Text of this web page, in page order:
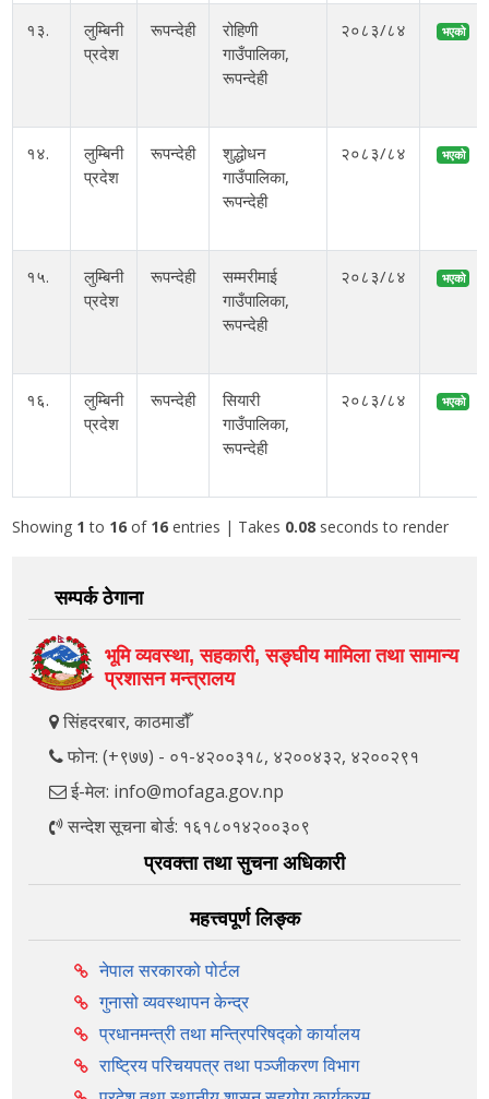
१३.
लुम्बिनी
प्रदेश
रूपन्देही
रोहिणी
गाउँपालिका,
रूपन्देही
२०८३/८४ भएको
१४.
लुम्बिनी
प्रदेश
रूपन्देही
शुद्धोधन
गाउँपालिका,
रूपन्देही
२०८३/८४ भएको
१५.
लुम्बिनी
प्रदेश
रूपन्देही
सम्मरीमाई
गाउँपालिका,
रूपन्देही
२०८३/८४ भएको
१६.
लुम्बिनी
प्रदेश
रूपन्देही
सियारी
गाउँपालिका,
रूपन्देही
२०८३/८४ भएको
Showing 1 to 16of 16 entries | Takes 0.08 seconds to render
सम्पर्क ठेगाना
भूमि व्यवस्था, सहकारी, सङ्‍घीय मामिला तथा सामान्य
प्रशासन मन्त्रालय
सिंहदरबार, काठमाडौँ
फोन: (+९७७) - ०१-४२००३१८, ४२००४३२, ४२००२९१
ई-मेल: info@mofaga.gov.np
सन्देश सूचना बोर्ड: १६१८०१४२००३०९
प्रवक्ता तथा सुचना अधिकारी
महत्त्वपूर्ण लिङ्क
नेपाल सरकारको पोर्टल
गुनासो व्यवस्थापन केन्द्र
प्रधानमन्त्री तथा मन्त्रिपरिषद्को कार्यालय
राष्ट्रिय परिचयपत्र तथा पञ्‍जीकरण विभाग